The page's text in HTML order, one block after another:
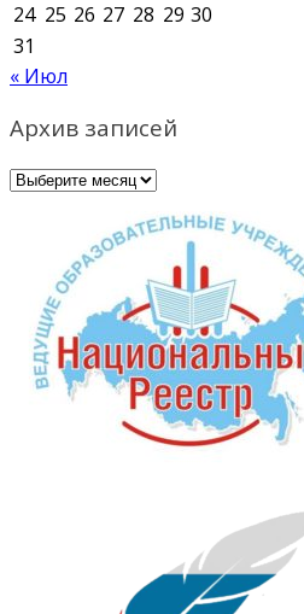
24 25 26 27 28 29 30
31
« Июл
Архив записей
Архив